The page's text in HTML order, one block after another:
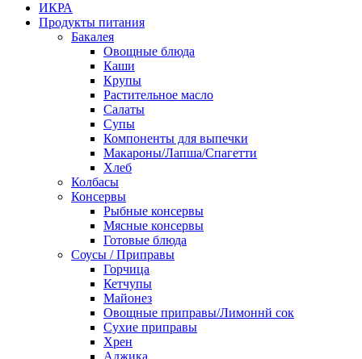
ИКРА
Продукты питания
Бакалея
Овощные блюда
Каши
Крупы
Растительное масло
Салаты
Супы
Компоненты для выпечки
Макароны/Лапша/Спагетти
Хлеб
Колбасы
Консервы
Рыбные консервы
Мясные консервы
Готовые блюда
Соусы / Приправы
Горчица
Кетчупы
Майонез
Овощные приправы/Лимоннй сок
Сухие приправы
Хрен
Аджика